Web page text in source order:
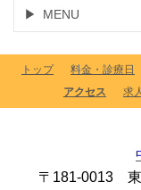
MENU
トップ 料金・診療日
アクセス
求
〒181-0013 東